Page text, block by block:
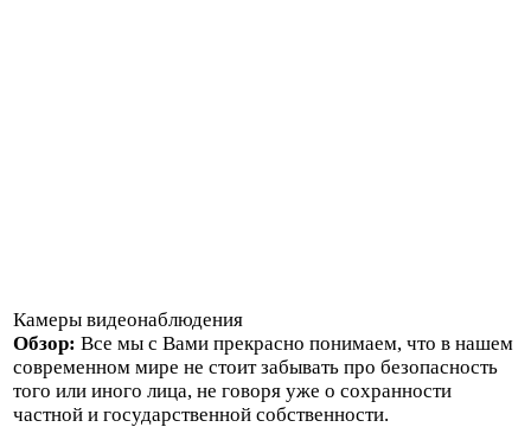
Камеры видеонаблюдения
Обзор: Все мы с Вами прекрасно понимаем, что в нашем
современном мире не стоит забывать про безопасность
того или иного лица, не говоря уже о сохранности
частной и государственной собственности.